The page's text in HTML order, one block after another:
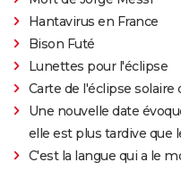
Hantavirus en France
Bison Futé
Lunettes pour l'éclipse
Carte de l'éclipse solaire
Une nouvelle date
elle est plus tardive que
C'est la langue qui a le